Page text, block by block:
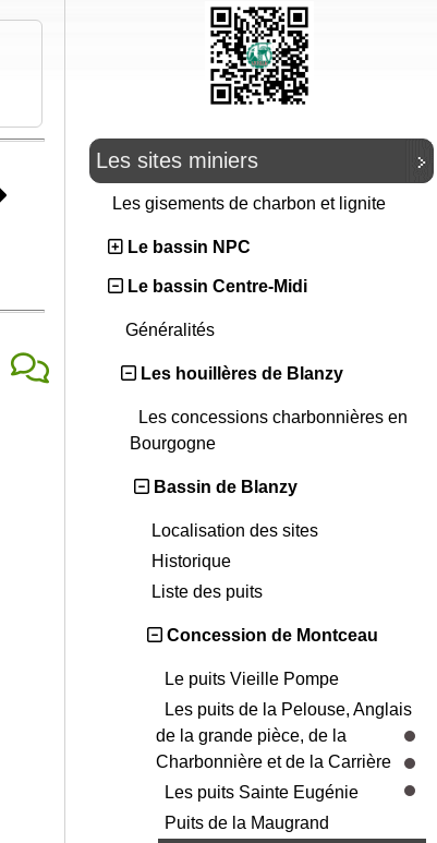
Les sites miniers
Les gisements de charbon et lignite
Le bassin NPC
Le bassin Centre-Midi
Généralités
Les houillères de Blanzy
Les concessions charbonnières en
Bourgogne
Bassin de Blanzy
Localisation des sites
Historique
Liste des puits
Concession de Montceau
Le puits Vieille Pompe
Les puits de la Pelouse, Anglais
de la grande pièce, de la
Charbonnière et de la Carrière
Les puits Sainte Eugénie
Puits de la Maugrand